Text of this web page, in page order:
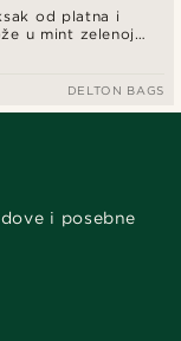
od platna i
u mint zelenoj
DELTON BAGS
i posebne